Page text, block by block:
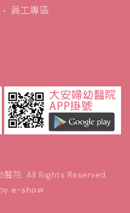
員工專區
醫院 . All Rights Reserved.
e-show